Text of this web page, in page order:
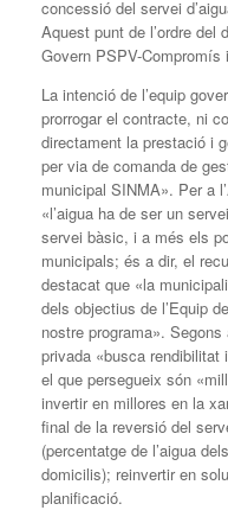
concessió del servei
Aquest punt de l’ordre del
Govern PSPV-
La intenció de l’equip
prorrogar el contracte, ni
directament la prestació i
per via de comanda de
municipal SINMA». Per a l’
«l’aigua ha de ser un
servei bàsic, i a més els
municipals; és a dir, el
destacat que «la
dels objectius de l’Equip
nostre programa».
privada «busca rendibilitat
el que persegueix són
invertir en millores en la
final de la reversió del
(percentatge de l’aigua
domicilis); reinvertir en
planificació.